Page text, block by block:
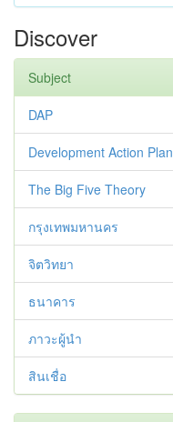
Discover
Subject
DAP
Development Action Plan
The Big Five Theory
กรุงเทพมหานคร
จิตวิทยา
ธนาคาร
ภาวะผู้นำ
สินเชื่อ